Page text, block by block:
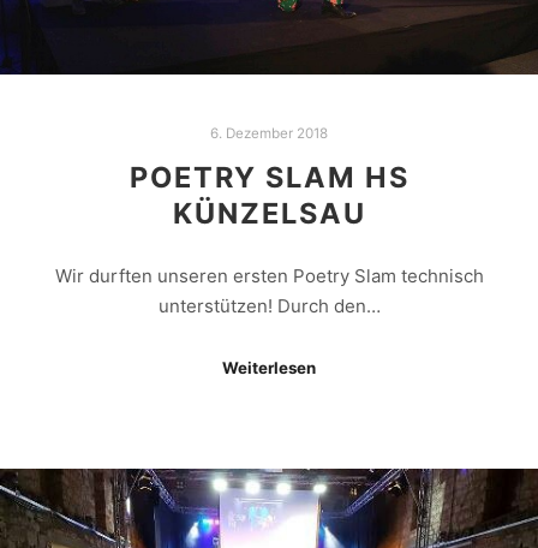
6. Dezember 2018
POETRY SLAM HS
KÜNZELSAU
Wir durften unseren ersten Poetry Slam technisch
unterstützen! Durch den…
Weiterlesen